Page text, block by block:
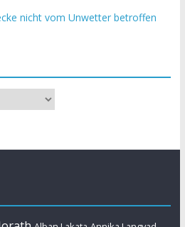
nicht vom Unwetter betroffen